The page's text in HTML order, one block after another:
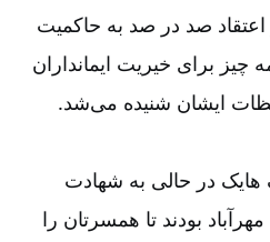
صد در صد به حاکمیت
چیز برای خیریت ایمانداران
ایشان شنیده می‌‌شد.
هایک در حالی به شهادت
بودند تا همسرتان را